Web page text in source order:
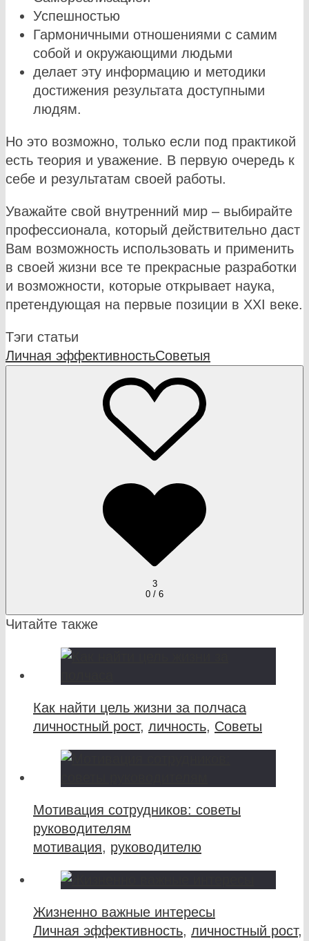
Успешностью
Гармоничными отношениями с самим
собой и окружающими людьми
делает эту информацию и методики
достижения результата доступными
людям.
Но это возможно, только если под практикой
есть теория и уважение. В первую очередь к
себе и результатам своей работы.
Уважайте свой внутренний мир – выбирайте
профессионала, который действительно даст
Вам возможность использовать и применить
в своей жизни все те прекрасные разработки
и возможности, которые открывает наука,
претендующая на первые позиции в XXI веке.
Тэги статьи
Личная эффективностьСоветыя
3
0 / 6
Читайте также
Как найти цель жизни за полчаса
личностный рост, личность, Советы
Мотивация сотрудников: советы
руководителям
мотивация, руководителю
Жизненно важные интересы
Личная эффективность, личностный рост,